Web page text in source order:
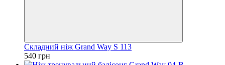
Складний ніж Grand Way S 113
540 грн